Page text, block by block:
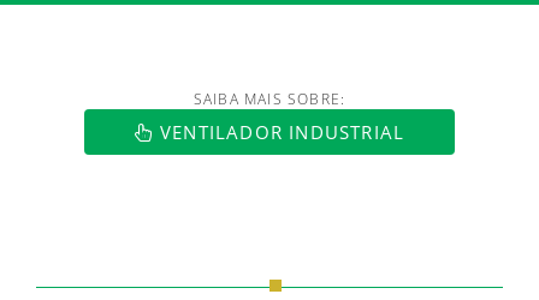
https://www.luftmaxi.com.br/
SAIBA MAIS SOBRE:
VENTILADOR INDUSTRIAL